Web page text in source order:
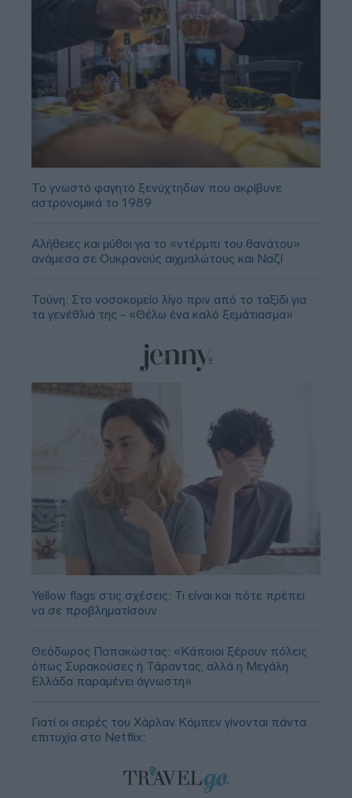
Το γνωστό φαγητό ξενύχτηδων που ακρίβυνε
αστρονομικά το 1989
Αλήθειες και μύθοι για το «ντέρμπι του θανάτου»
ανάμεσα σε Ουκρανούς αιχμαλώτους και Ναζί
Τούνη: Στο νοσοκομείο λίγο πριν από το ταξίδι για
τα γενέθλιά της - «Θέλω ένα καλό ξεμάτιασμα»
Yellow flags στις σχέσεις: Τι είναι και πότε πρέπει
να σε προβληματίσουν
Θεόδωρος Παπακώστας: «Κάποιοι ξέρουν πόλεις
όπως Συρακούσες ή Τάραντας, αλλά η Μεγάλη
Ελλάδα παραμένει άγνωστη»
Γιατί οι σειρές του Χάρλαν Κόμπεν γίνονται πάντα
επιτυχία στο Netflix;